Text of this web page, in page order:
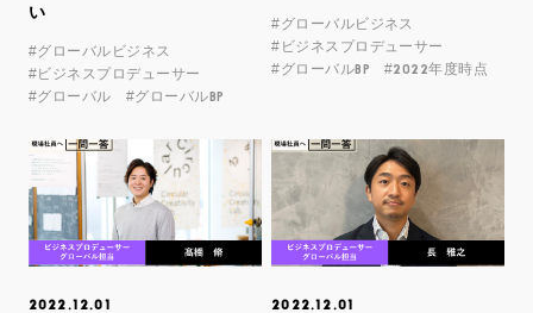
い
#グローバルビジネス
#ビジネスプロデューサー
#グローバル
#グローバルBP
#グローバルビジネス
#ビジネスプロデューサー
#グローバルBP
#2022年度時点
2022.12.01 2022.12.01